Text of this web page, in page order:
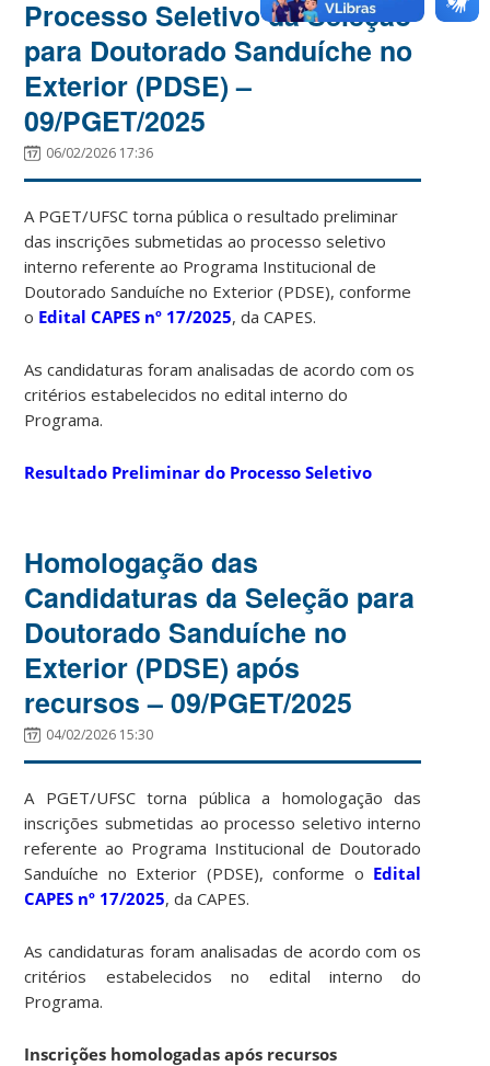
Processo Seletivo da Seleção
para Doutorado Sanduíche no
Exterior (PDSE) –
09/PGET/2025
06/02/2026 17:36
A PGET/UFSC torna pública o resultado preliminar
das inscrições submetidas ao processo seletivo
interno referente ao Programa Institucional de
Doutorado Sanduíche no Exterior (PDSE), conforme
o Edital CAPES nº 17/2025, daCAPES.
As candidaturas foram analisadas de acordo com os
critérios estabelecidos no edital interno do
Programa.
Resultado Preliminar do Processo Seletivo
Homologação das
Candidaturas da Seleção para
Doutorado Sanduíche no
Exterior (PDSE) após
recursos – 09/PGET/2025
04/02/2026 15:30
A PGET/UFSC torna pública a homologação das
inscrições submetidas ao processo seletivo interno
referente ao Programa Institucional de Doutorado
Sanduíche no Exterior (PDSE), conforme o Edital
CAPES nº 17/2025, daCAPES.
As candidaturas foram analisadas de acordo com os
critérios estabelecidos no edital interno do
Programa.
Inscrições homologadas após recursos